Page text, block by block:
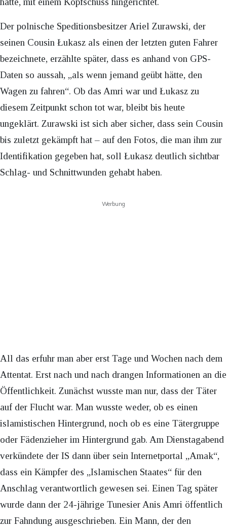
Der polnische Speditionsbesitzer Ariel Zurawski, der
seinen Cousin Łukasz als einen der letzten guten Fahrer
bezeichnete, erzählte später, dass es anhand von GPS-
Daten so aussah, „als wenn jemand geübt hätte, den
Wagen zu fahren“. Ob das Amri war und Łukasz zu
diesem Zeitpunkt schon tot war, bleibt bis heute
ungeklärt. Zurawski ist sich aber sicher, dass sein Cousin
bis zuletzt gekämpft hat – auf den Fotos, die man ihm zur
Identifikation gegeben hat, soll Łukasz deutlich sichtbar
Schlag- und Schnittwunden gehabt haben.
Werbung
All das erfuhr man aber erst Tage und Wochen nach dem
Attentat. Erst nach und nach drangen Informationen an die
Öffentlichkeit. Zunächst wusste man nur, dass der Täter
auf der Flucht war. Man wusste weder, ob es einen
islamistischen Hintergrund, noch ob es eine Tätergruppe
oder Fädenzieher im Hintergrund gab. Am Dienstagabend
verkündete der IS dann über sein Internetportal „Amak“,
dass ein Kämpfer des „Islamischen Staates“ für den
Anschlag verantwortlich gewesen sei. Einen Tag später
wurde dann der 24-jährige Tunesier Anis Amri öffentlich
zur Fahndung ausgeschrieben. Ein Mann, der den